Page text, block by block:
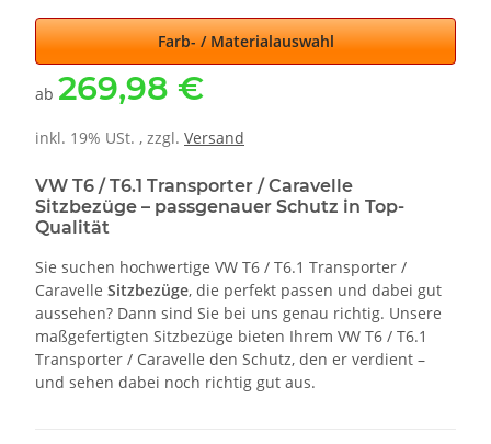
Farb- / Materialauswahl
ab 269,98 €
inkl. 19% USt. , zzgl. Versand
VW T6 / T6.1 Transporter / Caravelle
Sitzbezüge – passgenauer Schutz in Top-
Qualität
Sie suchen hochwertige VW T6 / T6.1 Transporter /
Caravelle Sitzbezüge, die perfekt passen und dabei gut
aussehen? Dann sind Sie bei uns genau richtig. Unsere
maßgefertigten Sitzbezüge bieten Ihrem VW T6 / T6.1
Transporter / Caravelle den Schutz, den er verdient –
und sehen dabei noch richtig gut aus.